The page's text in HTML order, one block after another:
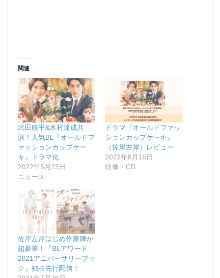
関連
武田航平&木村達成共
演！人気BL『オールドフ
ァッションカップケー
キ』ドラマ化
2022年5月23日
ニュース
ドラマ『オールドファッ
ションカップケーキ』
（佐岸左岸）レビュー
2022年8月16日
映像・CD
佐岸左岸はじめ作家陣が
超豪華！『BLアワード
2021アニバーサリーブッ
ク』独占先行配信！